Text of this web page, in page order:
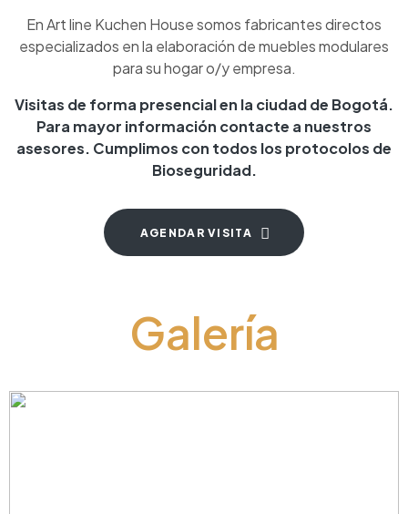
En Art line Kuchen House somos fabricantes directos
especializados en la elaboración de muebles modulares
para su hogar o/y empresa.
Visitas de forma presencial en la ciudad de Bogotá.
Para mayor información contacte a nuestros
asesores. Cumplimos con todos los protocolos de
Bioseguridad.
AGENDAR VISITA
Galería